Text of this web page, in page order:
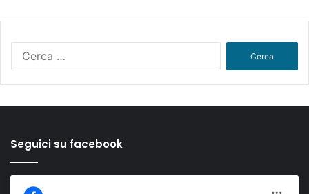
Seguici su facebook